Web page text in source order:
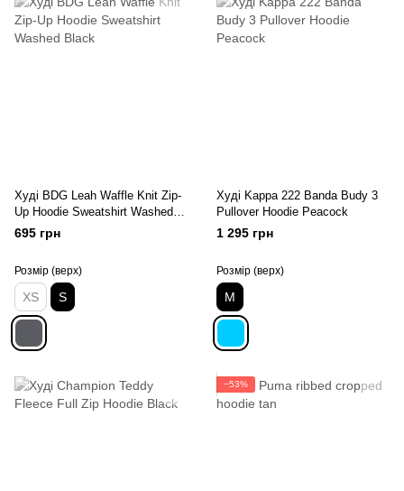
Худі BDG Leah Waffle Knit Zip-
Up Hoodie Sweatshirt Washed
Black
695 грн
Розмір (верх)
XS S
Худі Kappa 222 Banda Budy 3
Pullover Hoodie Peacock
1 295 грн
Розмір (верх)
M
−53%